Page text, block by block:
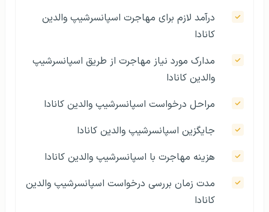
درآمد لازم برای مهاجرت اسپانسرشیپ والدین
کانادا
مدارک مورد نیاز مهاجرت از طریق اسپانسرشیپ
والدین کانادا
مراحل درخواست اسپانسرشیپ والدین کانادا
جایگزین اسپانسرشیپ والدین کانادا
هزینه مهاجرت با اسپانسرشیپ والدین کانادا
مدت زمان بررسی درخواست اسپانسرشیپ والدین
کانادا